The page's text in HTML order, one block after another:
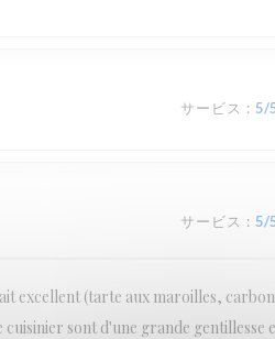
サービス : 5/
サービス : 5/
excellent (tarte aux maroilles,
sont d'une grande